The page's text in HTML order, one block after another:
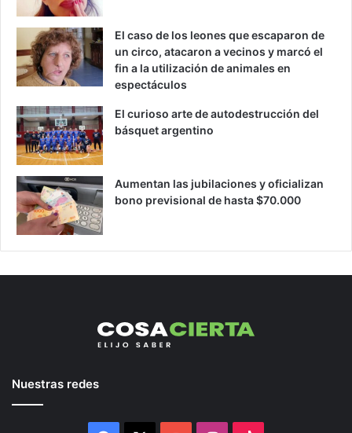
El caso de los leones que escaparon de
un circo, atacaron a vecinos y marcó el
fin a la utilización de animales en
espectáculos
El curioso arte de autodestrucción del
básquet argentino
Aumentan las jubilaciones y oficializan
bono previsional de hasta $70.000
Nuestras redes